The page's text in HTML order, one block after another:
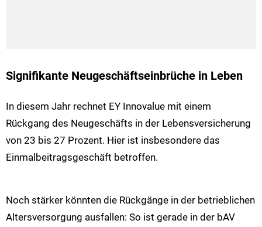
Signifikante Neugeschäftseinbrüche in Leben
In diesem Jahr rechnet EY Innovalue mit einem
Rückgang des Neugeschäfts in der Lebensversicherung
von 23 bis 27 Prozent. Hier ist insbesondere das
Einmalbeitragsgeschäft betroffen.
Noch stärker könnten die Rückgänge in der betrieblichen
Altersversorgung ausfallen: So ist gerade in der bAV